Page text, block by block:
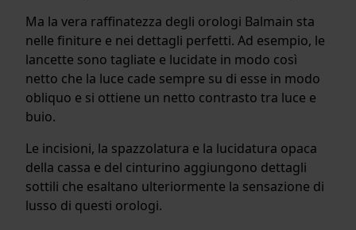
Ma la vera raffinatezza degli orologi Balmain sta
nelle finiture e nei dettagli perfetti. Ad esempio, le
lancette sono tagliate e lucidate in modo così
netto che la luce cade sempre su di esse in modo
obliquo e si ottiene un netto contrasto tra luce e
buio.
Le incisioni, la spazzolatura e la lucidatura opaca
della cassa e del cinturino aggiungono dettagli
sottili che esaltano ulteriormente la sensazione di
lusso di questi orologi.